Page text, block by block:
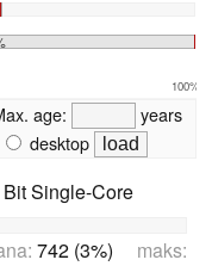
100%
age:
years
desktop
Single-Core
742 (3%) maks: